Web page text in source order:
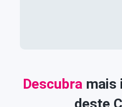
Descubra mais
deste